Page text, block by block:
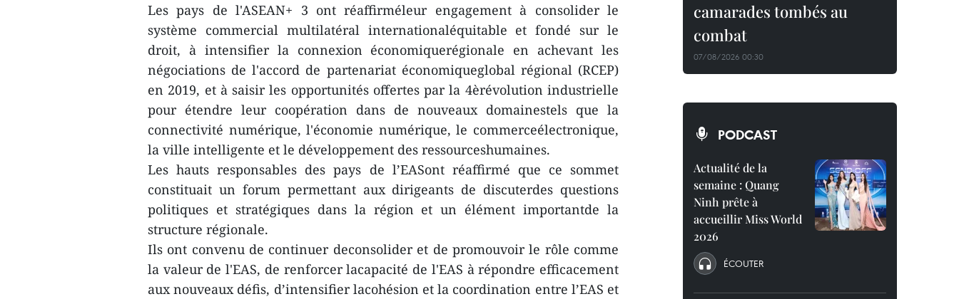
Les pays de l'ASEAN+ 3 ont réaffirméleur engagement à consolider le
système commercial multilatéral internationaléquitable et fondé sur le
droit, à intensifier la connexion économiquerégionale en achevant les
négociations de l'accord de partenariat économiqueglobal régional (RCEP)
en 2019, et à saisir les opportunités offertes par la 4èrévolution industrielle
pour étendre leur coopération dans de nouveaux domainestels que la
connectivité numérique, l'économie numérique, le commerceélectronique,
la ville intelligente et le développement des ressourceshumaines.
Les hauts responsables des pays de l’EASont réaffirmé que ce sommet
constituait un forum permettant aux dirigeants de discuterdes questions
politiques et stratégiques dans la région et un élément importantde la
structure régionale.
Ils ont convenu de continuer deconsolider et de promouvoir le rôle comme
la valeur de l'EAS, de renforcer lacapacité de l'EAS à répondre efficacement
aux nouveaux défis, d’intensifier lacohésion et la coordination entre l’EAS et
camarades tombés au
combat
07/08/2026 00:30
PODCAST
Actualité de la
semaine : Quang
Ninh prête à
accueillir Miss World
2026
ÉCOUTER